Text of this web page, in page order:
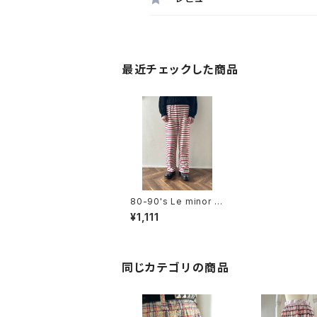
最近チェックした商品
80-90's Le minor st
ripe relax pants
¥1,111
同じカテゴリの商品